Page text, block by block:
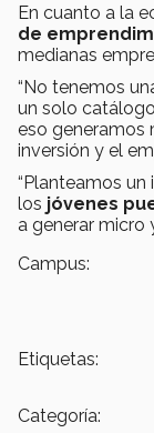
En cuanto a la
de
medianas
“No tenemos
un solo
eso generamos
inversión y el
“Planteamos
los jóvenes
a generar micro
Campus:
Etiquetas:
Categoría: